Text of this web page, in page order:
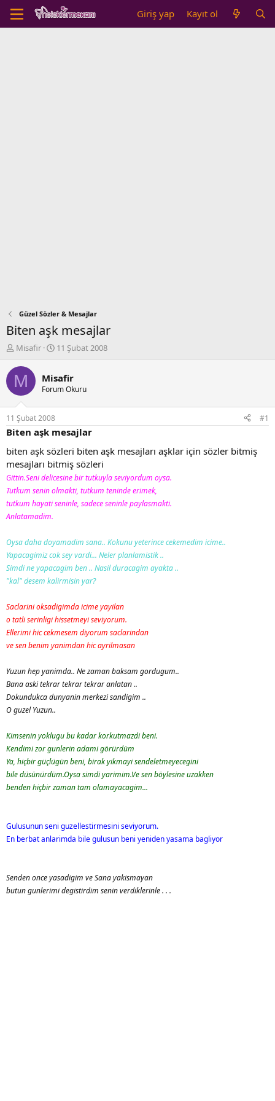
Giriş yap Kayıt ol
Güzel Sözler & Mesajlar
Biten aşk mesajlar
K
n
b
y
u
b
a
ş
l
a
t
a
n
Misafir
B
l
a
ı
ç
a
r
i
h
i
11 Şubat 2008
M Misafir
Forum Okuru
11 Şubat 2008 #1
Biten aşk mesajlar
biten aşk sözleri biten aşk mesajları aşklar için sözler bitmiş
mesajları bitmiş sözleri
Gittin.Seni delicesine bir tutkuyla seviyordum oysa.
Tutkum senin olmakti, tutkum teninde erimek,
tutkum hayati seninle, sadece seninle paylasmakti.
Anlatamadim.
Oysa daha doyamadim sana.. Kokunu yeterince cekemedim icime..
Yapacagimiz cok sey vardi... Neler planlamistik ..
Simdi ne yapacagim ben .. Nasil duracagim ayakta ..
"kal" desem kalirmisin yar?
Saclarini oksadigimda icime yayilan
o tatli serinligi hissetmeyi seviyorum.
Ellerimi hic cekmesem diyorum saclarindan
ve sen benim yanimdan hic ayrilmasan
Yuzun hep yanimda.. Ne zaman baksam gordugum..
Bana aski tekrar tekrar tekrar anlatan ..
Dokundukca dunyanin merkezi sandigim ..
O guzel Yuzun..
Kimsenin yoklugu bu kadar korkutmazdi beni.
Kendimi zor gunlerin adami görürdüm
Ya, hiçbir güçlügün beni, birak yikmayi sendeletmeyecegini
bile düsünürdüm.Oysa simdi yarimim.Ve sen böylesine uzakken
benden hiçbir zaman tam olamayacagim...
Gulusunun seni guzellestirmesini seviyorum.
En berbat anlarimda bile gulusun beni yeniden yasama bagliyor
Senden once yasadigim ve Sana yakismayan
butun gunlerimi degistirdim senin verdiklerinle . . .